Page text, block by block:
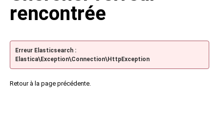
rencontrée
Erreur Elasticsearch :
Elastica\Exception\Connection\HttpException
Retour à la page précédente.